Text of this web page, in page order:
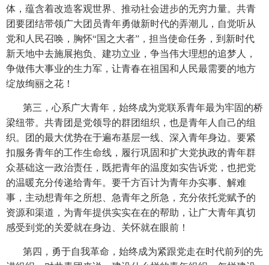
体，蕴含着改造客观世界、推动社会进步的无穷力量。共青
团要团结带领广大团员青年勇做新时代的弄潮儿，自觉听从
党和人民召唤，胸怀“国之大者”，担当使命任务，到新时代
新天地中去施展抱负、建功立业，争当伟大理想的追梦人，
争做伟大事业的生力军，让青春在祖国和人民最需要的地方
绽放绚丽之花！
第三，心系广大青年，始终成为党联系青年最为牢固的桥
梁纽带。共青团是党领导的群团组织，也是青年人自己的组
织。团的最大优势在于遍布基层一线、深入青年身边。要紧
扣服务青年的工作生命线，履行巩固和扩大党执政的青年群
众基础这一政治责任，既把青年的温度如实告诉党，也把党
的温暖充分传递给青年。要千方百计为青年办实事、解难
事，主动想青年之所想、急青年之所急，充分依托党赋予的
资源和渠道，为青年提供实实在在的帮助，让广大青年真切
感受到党的关爱就在身边、关怀就在眼前！
第四，勇于自我革命，始终成为紧跟党走在时代前列的先